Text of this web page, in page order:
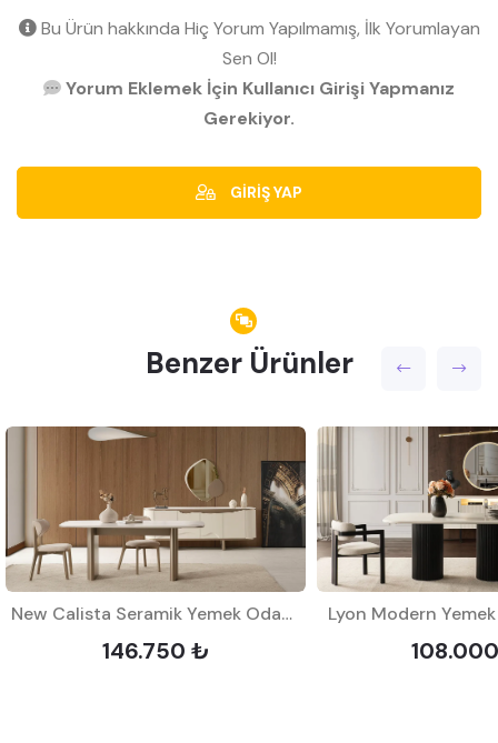
Bu Ürün hakkında Hiç Yorum Yapılmamış, İlk Yorumlayan
Sen Ol!
Yorum Eklemek İçin Kullanıcı Girişi Yapmanız
Gerekiyor.
GİRİŞ YAP
Benzer Ürünler
New Calista Seramik Yemek Odası Takımı
146.750 ₺
Lyon Modern Yemek